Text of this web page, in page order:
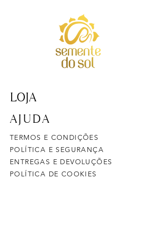
LOJA
AJUDA
TERMOS E CONDIÇÕES
POLÍTICA E SEGURANÇA
ENTREGAS E DEVOLUÇÕES
POLÍTICA DE COOKIES